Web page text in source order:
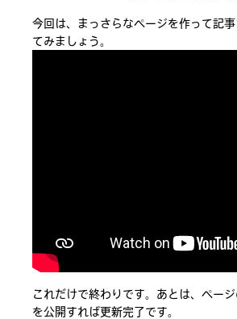
今回は、まっさらなページを作って記
てみましょう。
これだけで終わりです。あとは、ペー
を公開すれば更新完了です。